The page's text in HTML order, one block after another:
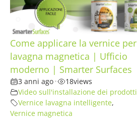
Come applicare la vernice per
lavagna magnetica | Ufficio
moderno | Smarter Surfaces
3 anni ago• 18views
Video sull'installazione dei prodotti
Vernice lavagna intelligente,
Vernice magnetica